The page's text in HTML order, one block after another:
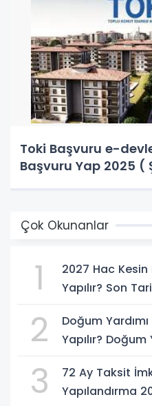
Toki Başvuru e-
Başvuru Yap 2025 (
Çok Okunanlar
1
2027 Hac Kesin
Yapılır? Son
2
Doğum
Yapılır?
3
72 Ay Taksit
Yapılandırma